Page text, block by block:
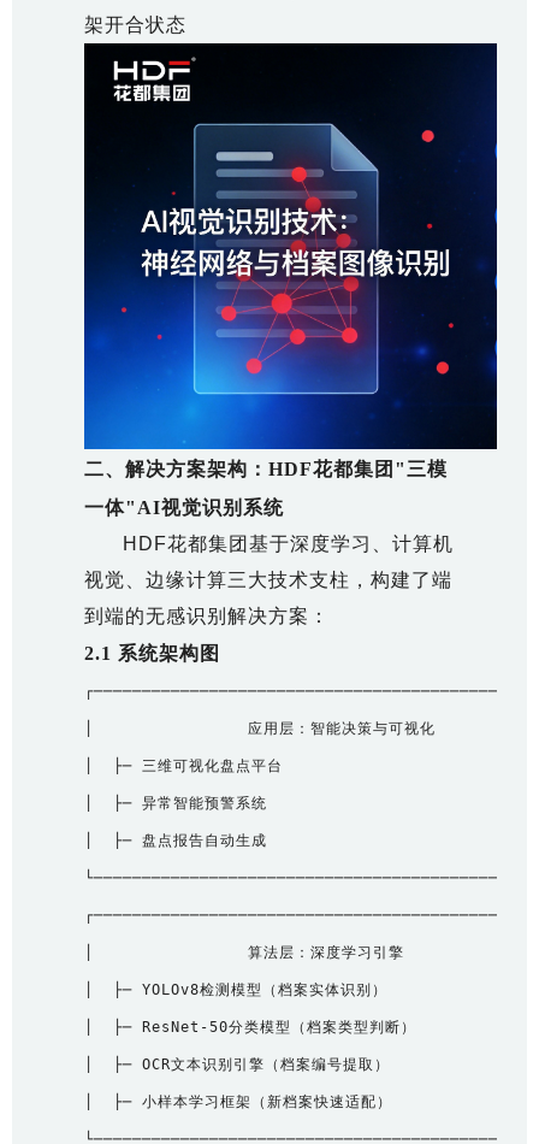
架开合状态
二、解决方案架构：HDF花都集团"三模
一体"AI视觉识别系统
HDF花都集团基于深度学习、计算机
视觉、边缘计算三大技术支柱，构建了端
到端的无感识别解决方案：
2.1 系统架构图
│                应用层：智能决策与可视化        │
│  ├─ 三维可视化盘点平台                         │
│  ├─ 异常智能预警系统                           │
│  ├─ 盘点报告自动生成                           │
│                算法层：深度学习引擎            │
│  ├─ YOLOv8检测模型（档案实体识别）              │
│  ├─ ResNet-50分类模型（档案类型判断）           │
│  ├─ OCR文本识别引擎（档案编号提取）             │
│  ├─ 小样本学习框架（新档案快速适配）            │